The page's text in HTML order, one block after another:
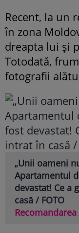
Recent, la un
în zona
dreapta lui și
Totodată,
fotografii
„Unii oameni
Apartamentul
devastat! Ce a
casă / FOTO
Recomandarea